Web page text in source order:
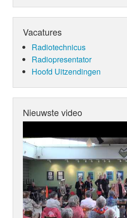
Vacatures
Radiotechnicus
Radiopresentator
Hoofd Uitzendingen
Nieuwste video